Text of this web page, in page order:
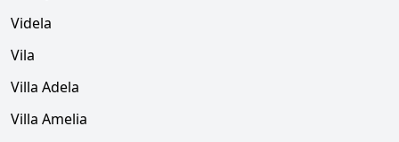
Videla
Vila
Villa Adela
Villa Amelia